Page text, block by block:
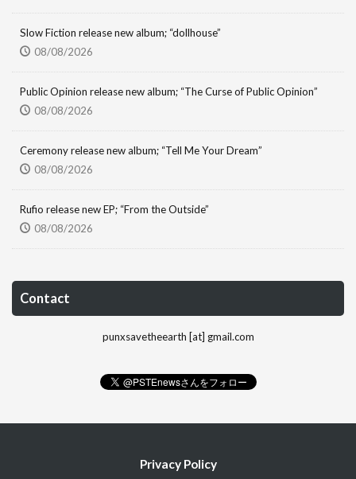
Slow Fiction release new album; “dollhouse”
08/08/2026
Public Opinion release new album; “The Curse of Public Opinion”
08/08/2026
Ceremony release new album; “Tell Me Your Dream”
08/08/2026
Rufio release new EP; “From the Outside”
08/08/2026
Contact
punxsavetheearth [at] gmail.com
Privacy Policy